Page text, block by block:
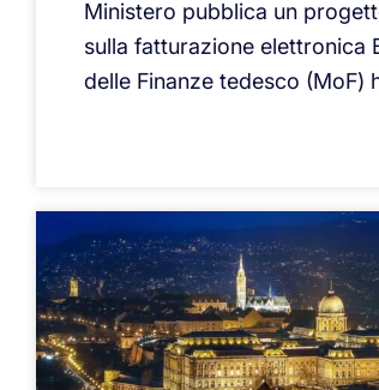
Ministero pubblica un
sulla fatturazione elettronica
delle Finanze tedesco (MoF)